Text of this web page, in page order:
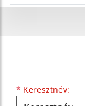
* Keresztnév:
Keresztnév
Vezetéknév
E-mail cím